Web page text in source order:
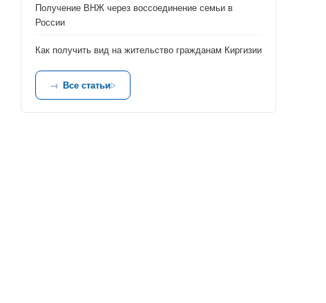
Получение ВНЖ через воссоединение семьи в
России
Как получить вид на жительство гражданам Киргизии
Все статьи